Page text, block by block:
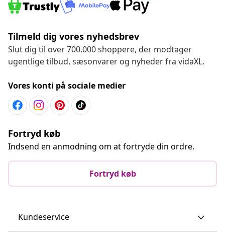
Tilmeld dig vores nyhedsbrev
Slut dig til over 700.000 shoppere, der modtager
ugentlige tilbud, sæsonvarer og nyheder fra vidaXL.
Vores konti på sociale medier
Fortryd køb
Indsend en anmodning om at fortryde din ordre.
Fortryd køb
Kundeservice